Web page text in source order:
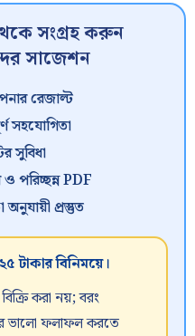
সংগ্রহ করুন
সাজেশন
রেজাল্ট
সহযোগিতা
সুবিধা
পরিচ্ছন্ন PDF
অনুযায়ী প্রস্তুত
টাকার বিনিময়ে।
করা নয়; বরং
ভালো ফলাফল করতে